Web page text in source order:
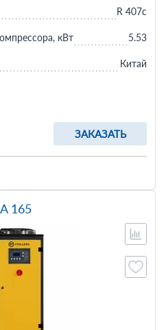
ЗАКАЗАТЬ
R 407c
кВт 5.53
Китай
165